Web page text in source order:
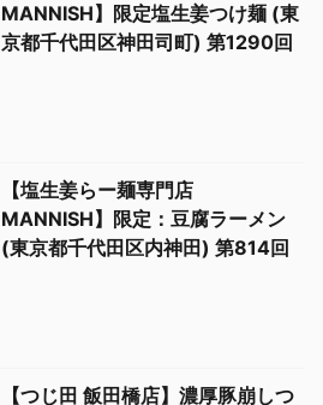
MANNISH】限定塩生姜つけ麺 (東
京都千代田区神田司町) 第1290回
【塩生姜らー麺専門店
MANNISH】限定：豆腐ラーメン
(東京都千代田区内神田) 第814回
【つじ田 飯田橋店】濃厚豚崩しつ